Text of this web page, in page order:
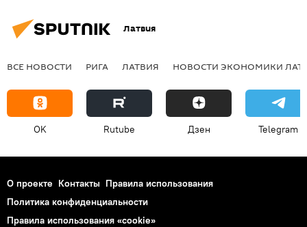
Латвия
ВСЕ НОВОСТИ РИГА ЛАТВИЯ НОВОСТИ ЭКОНОМИКИ
OK Rutube Дзен Telegram
О проекте Контакты Правила использования
Политика конфиденциальности
Правила использования «cookie»